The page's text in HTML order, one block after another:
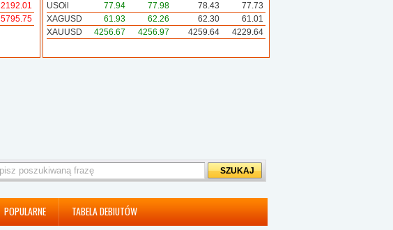
2192.01
5795.75
USOil
77.94 77.98 78.43
77.73
XAGUSD
61.93 62.26 62.30
61.01
XAUUSD
4256.67 4256.97 4259.64 4229.64
POPULARNE TABELA DEBIUTÓW